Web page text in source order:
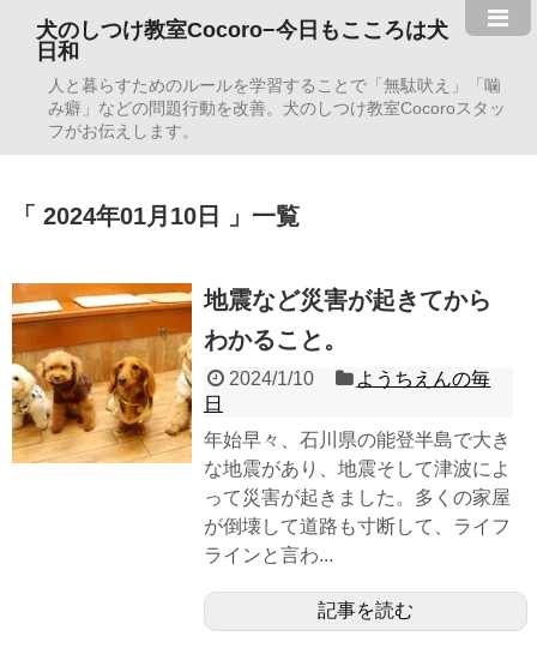
犬のしつけ教室Cocoro−今日もこころは犬
日和
人と暮らすためのルールを学習することで「無駄吠え」「噛
み癖」などの問題行動を改善。犬のしつけ教室Cocoroスタッ
フがお伝えします。
2024年01月10日 一覧
地震など災害が起きてから
わかること。
2024/1/10
ようちえんの毎
日
年始早々、石川県の能登半島で大き
な地震があり、地震そして津波によ
って災害が起きました。多くの家屋
が倒壊して道路も寸断して、ライフ
ラインと言わ...
記事を読む